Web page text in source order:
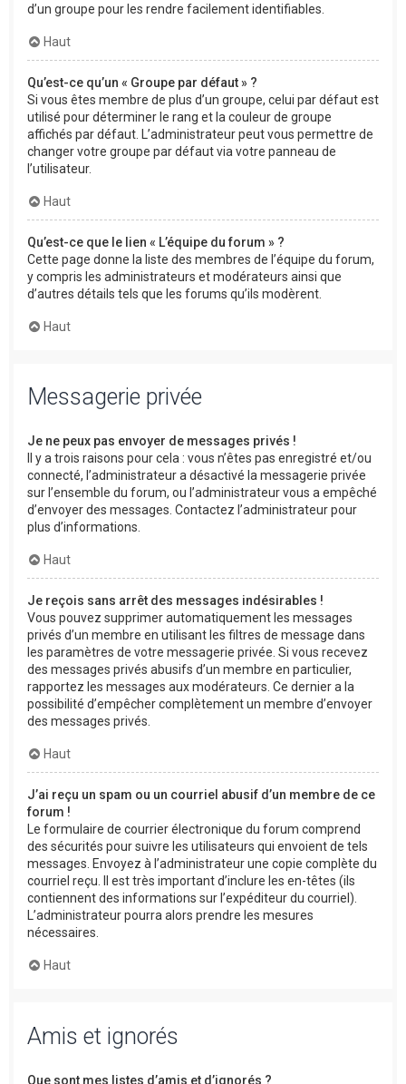
d’un groupe pour les rendre facilement identifiables.
Haut
Qu’est-ce qu’un « Groupe par défaut » ?
Si vous êtes membre de plus d’un groupe, celui par défaut est
utilisé pour déterminer le rang et la couleur de groupe
affichés par défaut. L’administrateur peut vous permettre de
changer votre groupe par défaut via votre panneau de
l’utilisateur.
Haut
Qu’est-ce que le lien « L’équipe du forum » ?
Cette page donne la liste des membres de l’équipe du forum,
y compris les administrateurs et modérateurs ainsi que
d’autres détails tels que les forums qu’ils modèrent.
Haut
Messagerie privée
Je ne peux pas envoyer de messages privés !
Il y a trois raisons pour cela : vous n’êtes pas enregistré et/ou
connecté, l’administrateur a désactivé la messagerie privée
sur l’ensemble du forum, ou l’administrateur vous a empêché
d’envoyer des messages. Contactez l’administrateur pour
plus d’informations.
Haut
Je reçois sans arrêt des messages indésirables !
Vous pouvez supprimer automatiquement les messages
privés d’un membre en utilisant les filtres de message dans
les paramètres de votre messagerie privée. Si vous recevez
des messages privés abusifs d’un membre en particulier,
rapportez les messages aux modérateurs. Ce dernier a la
possibilité d’empêcher complètement un membre d’envoyer
des messages privés.
Haut
J’ai reçu un spam ou un courriel abusif d’un membre de ce
forum !
Le formulaire de courrier électronique du forum comprend
des sécurités pour suivre les utilisateurs qui envoient de tels
messages. Envoyez à l’administrateur une copie complète du
courriel reçu. Il est très important d’inclure les en-têtes (ils
contiennent des informations sur l’expéditeur du courriel).
L’administrateur pourra alors prendre les mesures
nécessaires.
Haut
Amis et ignorés
Que sont mes listes d’amis et d’ignorés ?